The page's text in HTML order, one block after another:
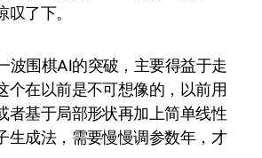
了下。
波围棋AI的突破，主要得益于走
个在以前是不可想像的，以前用
者基于局部形状再加上简单线性
生成法，需要慢慢调参数年，才